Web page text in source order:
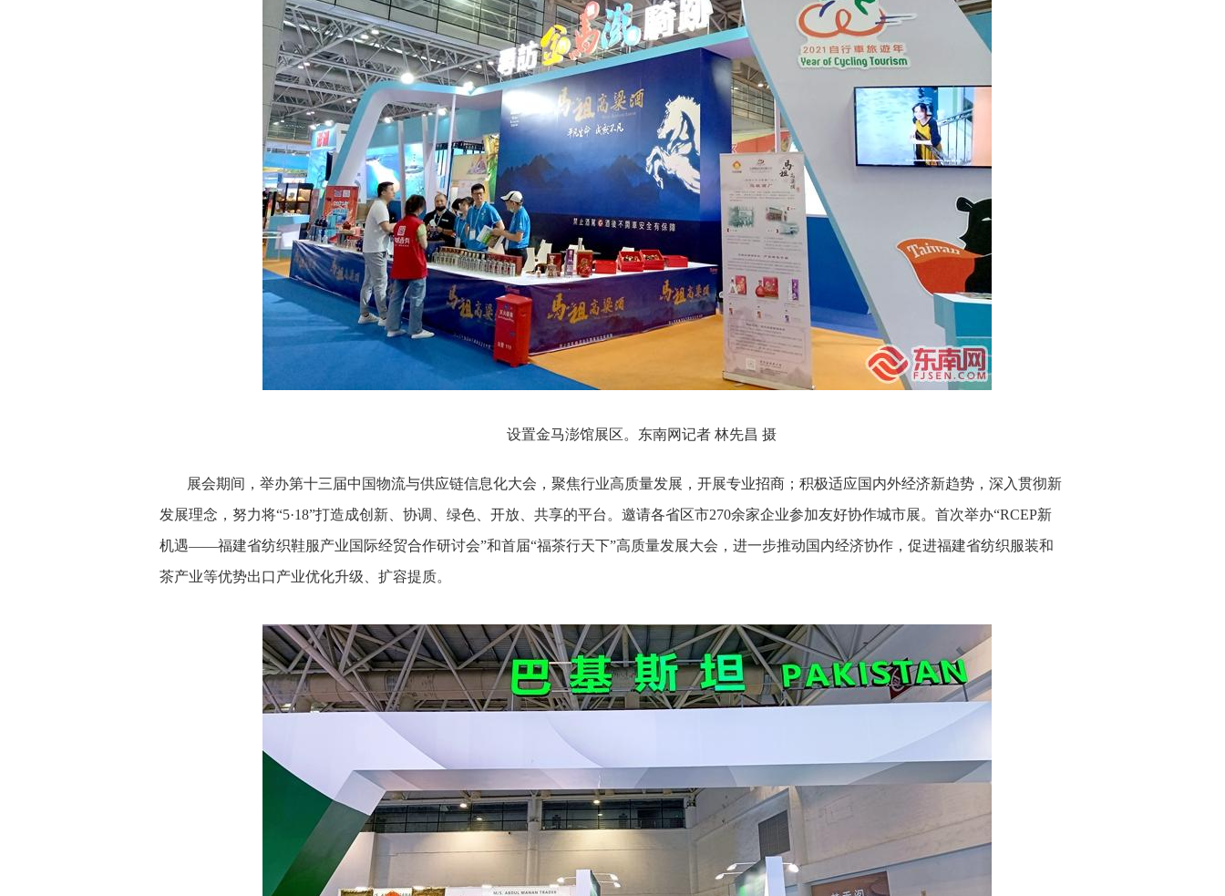
设置金马澎馆展区。东南网记者 林先昌 摄
展会期间，举办第十三届中国物流与供应链信息化大会，聚焦行业高质量发展，开展专业招商；积极适应国内外经济新趋势，深入贯彻新
发展理念，努力将“5·18”打造成创新、协调、绿色、开放、共享的平台。邀请各省区市270余家企业参加友好协作城市展。首次举办“RCEP新
机遇——福建省纺织鞋服产业国际经贸合作研讨会”和首届“福茶行天下”高质量发展大会，进一步推动国内经济协作，促进福建省纺织服装和
茶产业等优势出口产业优化升级、扩容提质。